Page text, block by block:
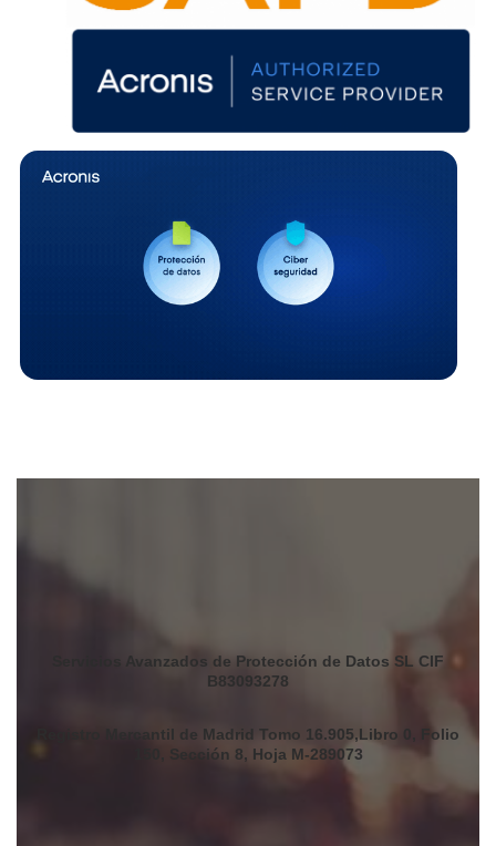
Servicios Avanzados de Protección de Datos SL CIF
B83093278
Registro Mercantil de Madrid Tomo 16.905,Libro 0, Folio
150, Sección 8, Hoja M-289073